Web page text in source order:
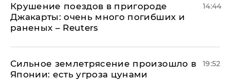
Крушение поездов в пригороде
Джакарты: очень много погибших и
раненых – Reuters
14:44
Сильное землетрясение произошло в
Японии: есть угроза цунами
19:52